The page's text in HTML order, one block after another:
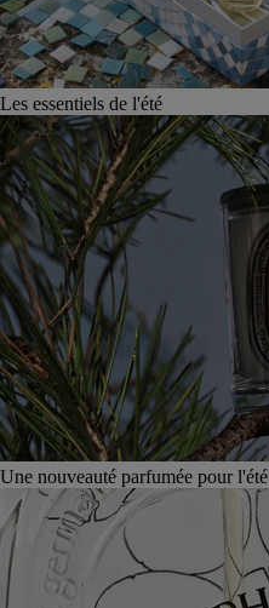
Les essentiels de l'été
Une nouveauté parfumée pour l'été